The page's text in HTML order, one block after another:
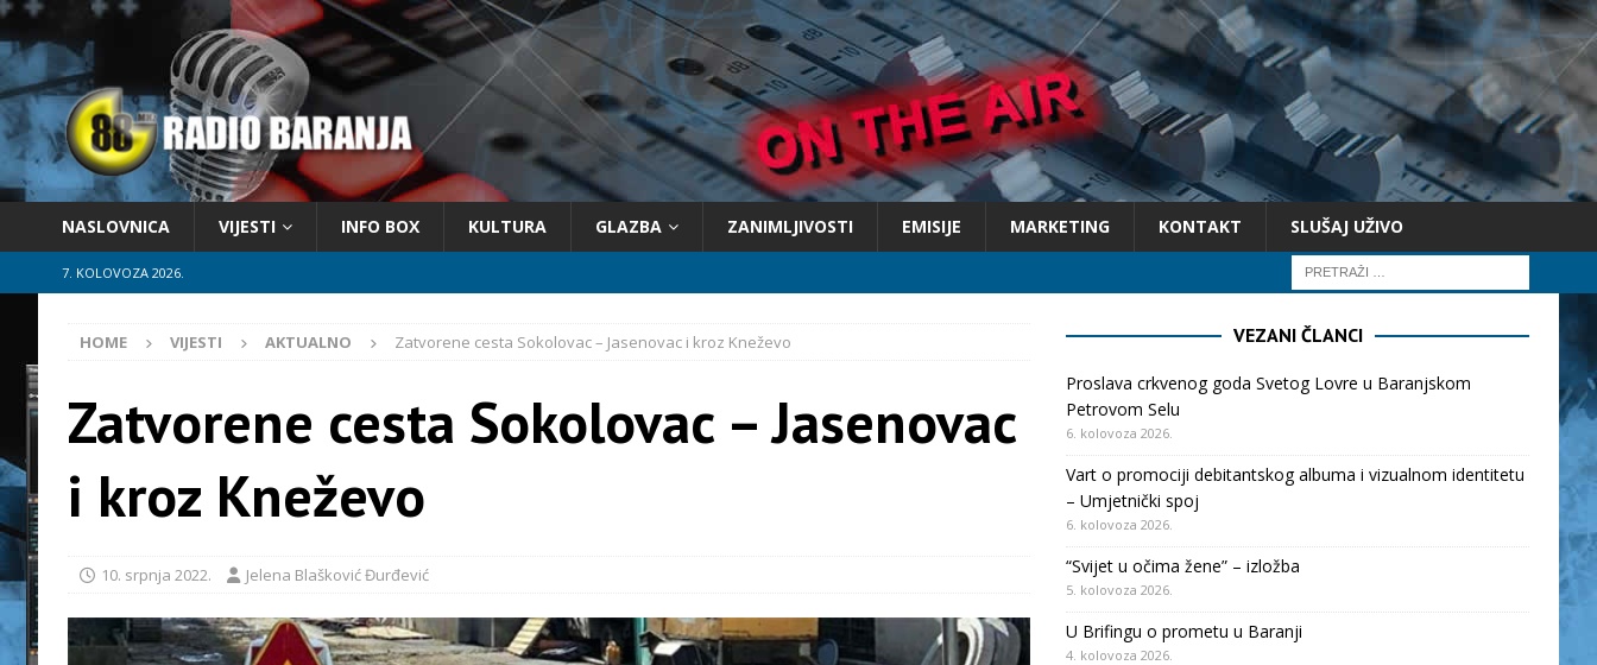
NASLOVNICA VIJESTI INFO BOX KULTURA GLAZBA ZANIMLJIVOSTI EMISIJE MARKETING KONTAKT SLUŠAJ UŽIVO
7. KOLOVOZA 2026.
HOME VIJESTI AKTUALNO Zatvorene cesta Sokolovac – Jasenovac i kroz Kneževo
Zatvorene cesta Sokolovac – Jasenovac
i kroz Kneževo
10. srpnja 2022. Jelena Blašković Đurđević
VEZANI ČLANCI
Proslava crkvenog goda Svetog Lovre u Baranjskom
Petrovom Selu
6. kolovoza 2026.
Vart o promociji debitantskog albuma i vizualnom identitetu
– Umjetnički spoj
6. kolovoza 2026.
“Svijet u očima žene” – izložba
5. kolovoza 2026.
U Brifingu o prometu u Baranji
4. kolovoza 2026.